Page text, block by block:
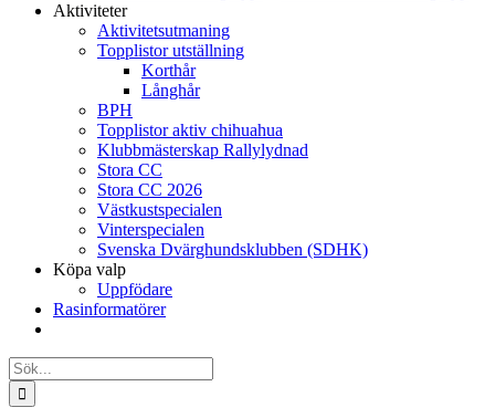
Aktiviteter
Aktivitetsutmaning
Topplistor utställning
Korthår
Långhår
BPH
Topplistor aktiv chihuahua
Klubbmästerskap Rallylydnad
Stora CC
Stora CC 2026
Västkustspecialen
Vinterspecialen
Svenska Dvärghundsklubben (SDHK)
Köpa valp
Uppfödare
Rasinformatörer
Sök
efter: